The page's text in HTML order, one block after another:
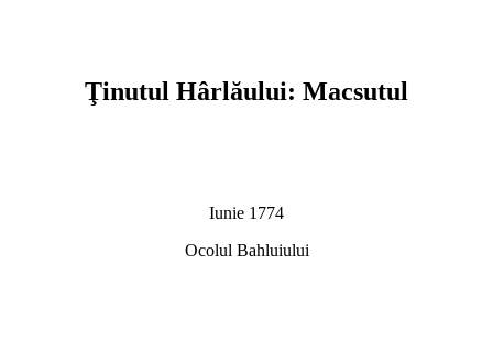
Ţinutul Hârlăului: Macsutul
Iunie 1774
Ocolul Bahluiului